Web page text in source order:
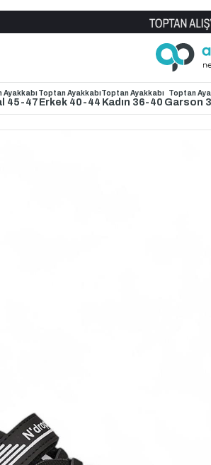
Ayakkabı
45-47
Toptan Ayakkabı
Erkek 40-44
Toptan Ayakkabı
Kadın 36-40
Toptan
Garson